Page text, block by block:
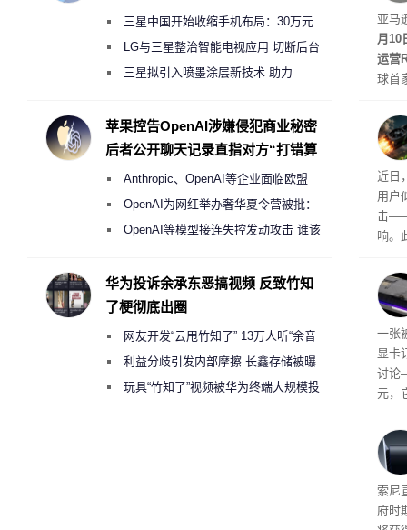
亚马
月10
运营
球首
方
计算
适
车高
众怒
近日
用户
击——
响。
单
成购
吗？
一张
显卡
讨论
元，
索尼
府时
三星中国开始收缩手机布局：30万元
月销售额不达标门店 将被逐步清退
LG与三星整治智能电视应用 切断后台
偷偷共享带宽的违规行为
三星拟引入喷墨涂层新技术 助力
度
苹果控告OpenAI涉嫌侵犯商业秘密
后者公开聊天记录直指对方“打错算
Anthropic、OpenAI等企业面临欧盟
《人工智能法案》全新执法权限审查
OpenAI为网红举办奢华夏令营被批：
2000美元一晚 遭讽“反乌托邦”
OpenAI等模型接连失控发动攻击 谁该
华为投诉余承东恶搞视频 反致竹知
了梗彻底出圈
网友开发“云甩竹知了” 13万人听“余音
绕梁”利益分歧引发内部摩擦 长鑫存储被曝
曾将华为驻场工程师驱逐出研发基地
玩具“竹知了”视频被华为终端大规模投